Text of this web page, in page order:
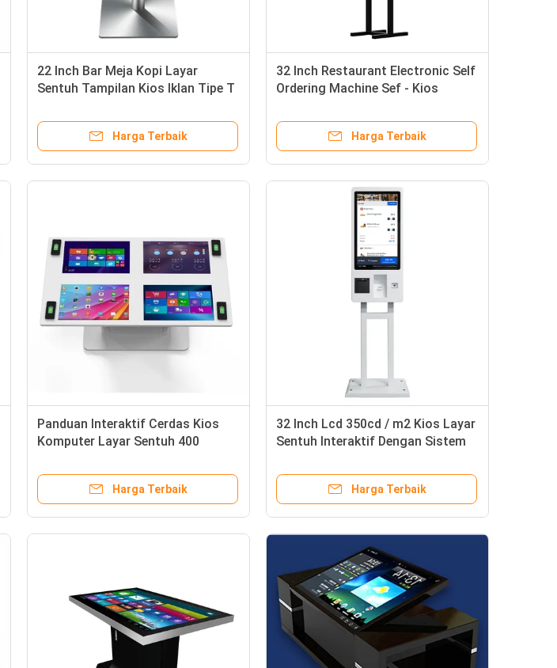
22 Inch Bar Meja Kopi Layar
Sentuh Tampilan Kios Iklan Tipe T
Harga Terbaik
32 Inch Restaurant Electronic Self
Ordering Machine Sef - Kios
Harga Terbaik
Panduan Interaktif Cerdas Kios
Komputer Layar Sentuh 400
Harga Terbaik
32 Inch Lcd 350cd / m2 Kios Layar
Sentuh Interaktif Dengan Sistem
Harga Terbaik